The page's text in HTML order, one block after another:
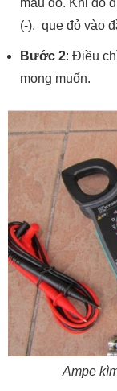
màu đỏ. Khi đo
(-), que đỏ vào
Bước 2: Điều
mong muốn.
Ampe